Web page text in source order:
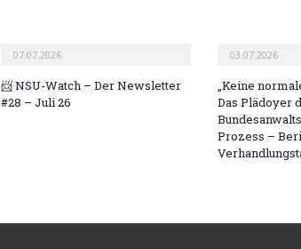
07.07.2026
📨 NSU-Watch – Der Newsletter
#28 – Juli 26
03.07.2026
„Keine
Das Plädoyer
Prozess –